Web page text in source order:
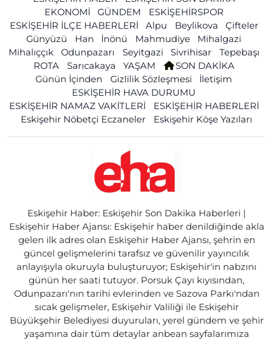
EKONOMİ
GÜNDEM
ESKİŞEHİRSPOR
ESKİŞEHİR İLÇE HABERLERİ
Alpu Beylikova
Çifteler
Günyüzü
Han İnönü Mahmudiye
Mihalgazi
Mihalıççık
Odunpazarı Seyitgazi Sivrihisar
Tepebaşı
ROTA
Sarıcakaya YAŞAM
SON DAKİKA
Günün İçinden
Gizlilik Sözleşmesi
İletişim
ESKİŞEHİR HAVA DURUMU
ESKİŞEHİR NAMAZ VAKİTLERİ
ESKİŞEHİR HABERLERİ
Eskişehir Nöbetçi Eczaneler
Eskişehir Köşe Yazıları
Eskişehir Haber: Eskişehir Son Dakika Haberleri |
Eskişehir Haber Ajansı: Eskişehir haber denildiğinde akla
gelen ilk adres olan Eskişehir Haber Ajansı, şehrin en
güncel gelişmelerini tarafsız ve güvenilir yayıncılık
anlayışıyla okuruyla buluşturuyor; Eskişehir'in nabzını
günün her saati tutuyor. Porsuk Çayı kıyısından,
Odunpazarı'nın tarihi evlerinden ve Sazova Parkı'ndan
sıcak gelişmeler, Eskişehir Valiliği ile Eskişehir
Büyükşehir Belediyesi duyuruları, yerel gündem ve şehir
yaşamına dair tüm detaylar anbean sayfalarımıza